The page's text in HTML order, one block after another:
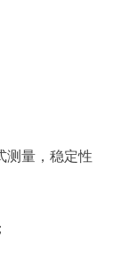
量，稳定性